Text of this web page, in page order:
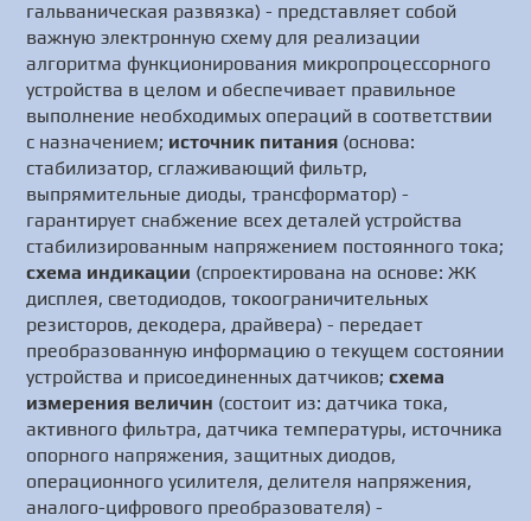
гальваническая развязка) - представляет собой
важную электронную схему для реализации
алгоритма функционирования микропроцессорного
устройства в целом и обеспечивает правильное
выполнение необходимых операций в соответствии
с назначением; источник питания (основа:
стабилизатор, сглаживающий фильтр,
выпрямительные диоды, трансформатор) -
гарантирует снабжение всех деталей устройства
стабилизированным напряжением постоянного тока;
схема индикации (спроектирована на основе: ЖК
дисплея, светодиодов, токоограничительных
резисторов, декодера, драйвера) - передает
преобразованную информацию о текущем состоянии
устройства и присоединенных датчиков;схема
измерения величин (состоит из: датчика тока,
активного фильтра, датчика температуры, источника
опорного напряжения, защитных диодов,
операционного усилителя, делителя напряжения,
аналого-цифрового преобразователя) -